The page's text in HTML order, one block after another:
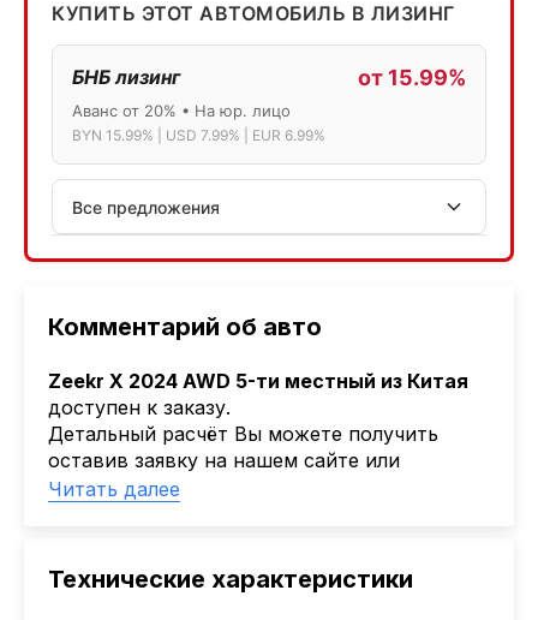
Комментарий об авто
Zeekr X 2024 AWD 5-ти местный из Китая
доступен к заказу.
Детальный расчёт Вы можете получить
оставив заявку на нашем сайте или
обратиться к ответственному менеджеру.
Европы, Китая, Кореи, ОАЭ.
Мы оказываем полный спектр услуг: поиск
Читать далее
Технические характеристики
КУПИТЬ ЭТОТ АВТОМОБИЛЬ В ЛИЗИНГ
БНБ лизинг от 15.99%
Аванс от 20% • На юр. лицо
BYN 15.99% | USD 7.99% | EUR 6.99%
Все предложения
АСБ лизинг
Лизинг: BYN 17% | USD 7.99% | EUR 6.99%
Также доступен кредит "Проще простого" 18.9%
Активлизиг
Индивидуальные условия по сделкам
0% аванс (клиенты Альфы) | от 10% (остальные)